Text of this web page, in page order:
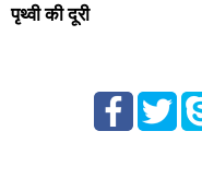
पृथ्वी की दूरी